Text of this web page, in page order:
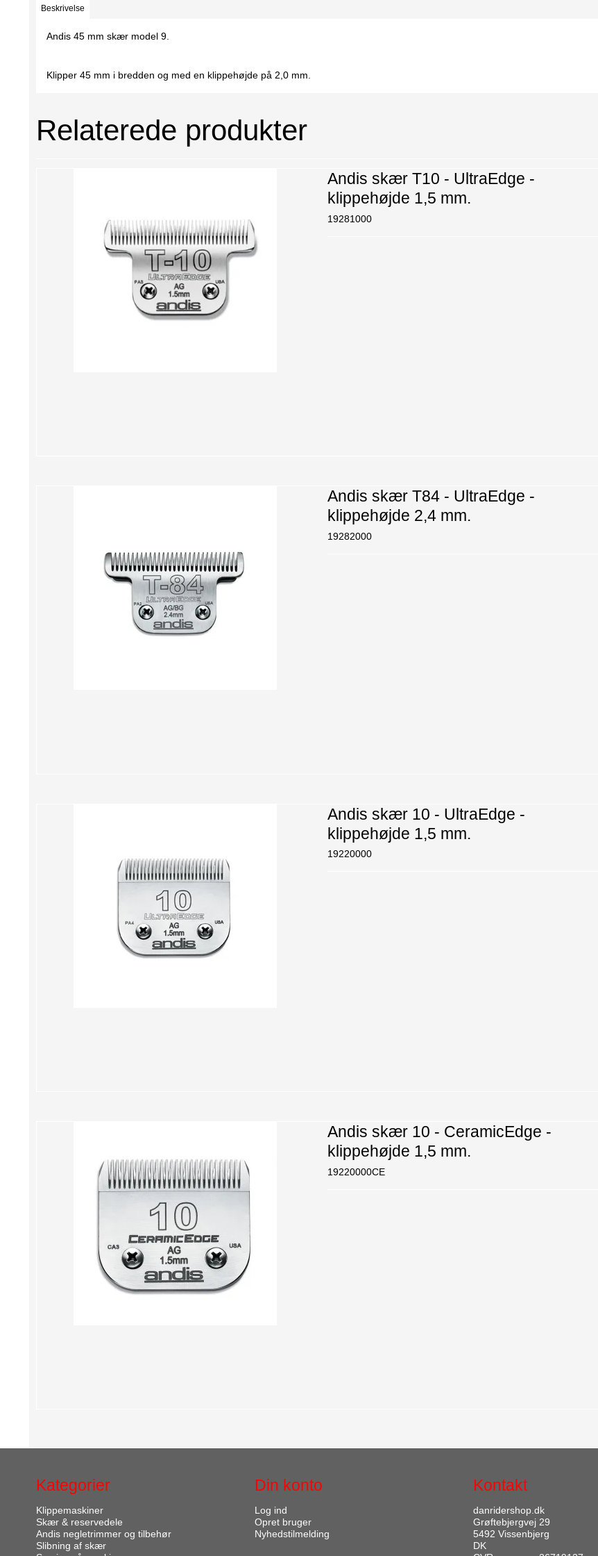
Beskrivelse
Andis 45 mm skær model 9.
Klipper 45 mm i bredden og med en klippehøjde på 2,0 mm.
Relaterede produkter
Andis skær T10 - UltraEdge -
klippehøjde 1,5 mm.
19281000
Andis skær T84 - UltraEdge -
klippehøjde 2,4 mm.
19282000
Andis skær 10 - UltraEdge -
klippehøjde 1,5 mm.
19220000
Andis skær 10 - CeramicEdge -
klippehøjde 1,5 mm.
19220000CE
Kategorier
Klippemaskiner
Skær & reservedele
Andis negletrimmer og tilbehør
Slibning af skær
Din konto
Log ind
Opret bruger
Nyhedstilmelding
Kontakt
danridershop.dk
Grøftebjergvej 29
5492 Vissenbjerg
DK